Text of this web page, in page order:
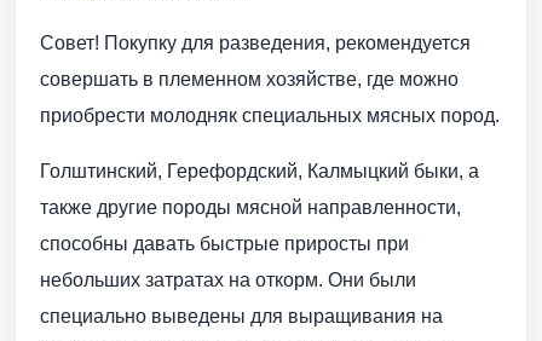
Совет! Покупку для разведения, рекомендуется
совершать в племенном хозяйстве, где можно
приобрести молодняк специальных мясных пород.
Голштинский, Герефордский, Калмыцкий быки, а
также другие породы мясной направленности,
способны давать быстрые приросты при
небольших затратах на откорм. Они были
специально выведены для выращивания на